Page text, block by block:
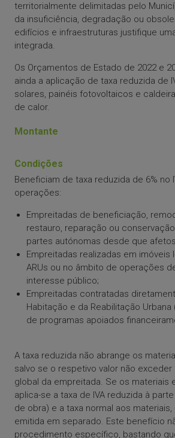
territorialmente delimitadas pelo
da insuficiência, degradação ou
edifícios e infraestruturas justifique
integrada.
Os Orçamentos de Estado de 2022 e
ainda a aplicação de taxa reduzida de
solares, painéis fotovoltaicos e
de calor.
Montante
Condições
Beneficiam de taxa reduzida de 6% no
operações:
Empreitadas de beneficiação,
restauro, reparação ou
partes autónomas desde que
Empreitadas realizadas em imóveis
ARUs ou no âmbito de operações
interesse público;
Empreitadas contratadas
Habitação e da Reabilitação Urbana
de programas apoiados
A taxa reduzida não abrange os
salvo se o respetivo valor não exceder
global da empreitada. Se os materiais
aplica-se a taxa de IVA reduzida à
de obra) e a taxa normal aos
emitida em separado. Este benefício
procedimento específico, bastando